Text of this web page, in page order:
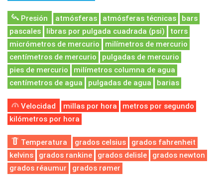
Presión atmósferas atmósferas técnicas
bars
pascales
libras por pulgada cuadrada (psi)
torrs
micrómetros de mercurio
milímetros de mercurio
centímetros de mercurio
pulgadas de mercurio
pies de mercurio
milímetros columna de agua
centímetros de agua
pulgadas de agua barias
Velocidad millas por hora
metros por segundo
kilómetros por hora
Temperatura grados celsius
grados fahrenheit
kelvins
grados rankine grados delisle
grados newton
grados réaumur
grados rømer